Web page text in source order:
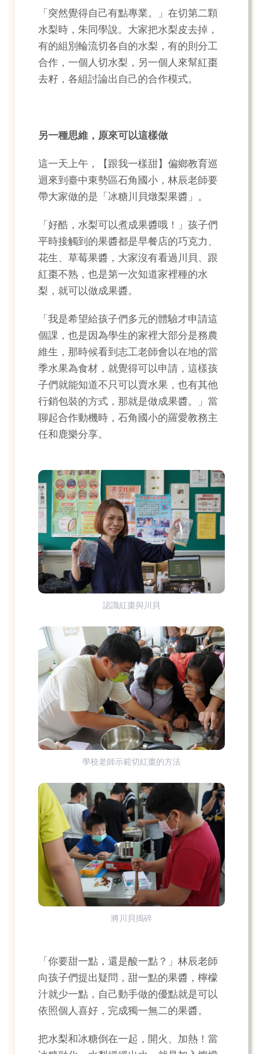
「突然覺得自己有點專業。」在切第二顆
水梨時，朱同學說。大家把水梨皮去掉，
有的組別輪流切各自的水梨，有的則分工
合作，一個人切水梨，另一個人來幫紅棗
去籽，各組討論出自己的合作模式。
另一種思維，原來可以這樣做
這一天上午，【跟我一樣甜】偏鄉教育巡
迴來到臺中東勢區石角國小，林辰老師要
帶大家做的是「冰糖川貝燉梨果醬」。
「好酷，水梨可以煮成果醬哦！」孩子們
平時接觸到的果醬都是早餐店的巧克力、
花生、草莓果醬，大家沒有看過川貝、跟
紅棗不熟，也是第一次知道家裡種的水
梨，就可以做成果醬。
「我是希望給孩子們多元的體驗才申請這
個課，也是因為學生的家裡大部分是務農
維生，那時候看到志工老師會以在地的當
季水果為食材，就覺得可以申請，這樣孩
子們就能知道不只可以賣水果，也有其他
行銷包裝的方式，那就是做成果醬。」當
聊起合作動機時，石角國小的羅愛教務主
任和鹿樂分享。
認識紅棗與川貝
學校老師示範切紅棗的方法
將川貝搗碎
「你要甜一點，還是酸一點？」林辰老師
向孩子們提出疑問，甜一點的果醬，檸檬
汁就少一點，自己動手做的優點就是可以
依照個人喜好，完成獨一無二的果醬。
把水梨和冰糖倒在一起，開火、加熱！當